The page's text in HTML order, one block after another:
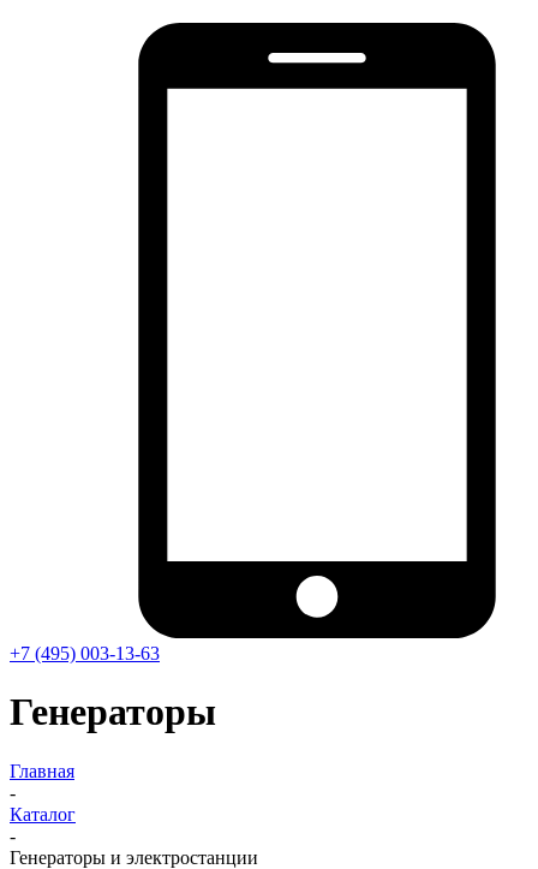
+7 (495) 003-13-63
Генераторы
Главная
-
Каталог
-
Генераторы и электростанции